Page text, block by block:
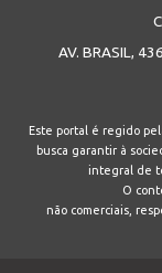
AV. BRASIL,
Este portal é regido
busca garantir à
integral de
O
não comerciais,